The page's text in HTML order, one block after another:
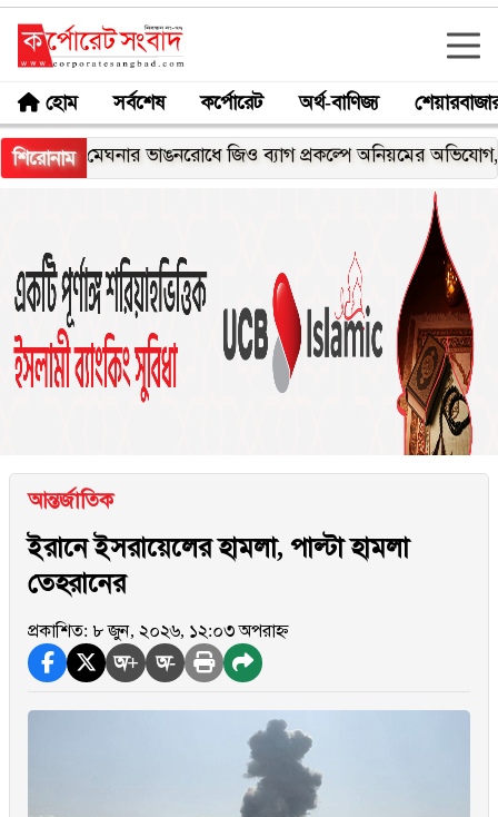
হোম সর্বশেষ কর্পোরেট অর্থ-বাণিজ্য
শিরোনাম
মেঘনার ভাঙনরোধে জিও ব্যাগ প্রকল্পে অনিয়মের অভিযোগ,
আন্তর্জাতিক
ইরানে ইসরায়েলের হামলা, পাল্টা হামলা
তেহরানের
প্রকাশিত: ৮ জুন, ২০২৬, ১২:০৩ অপরাহ্ন
অ+ অ-